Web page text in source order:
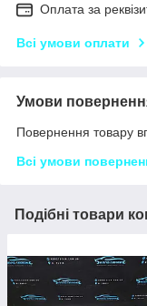
Оплата за
Всі умови оплати
Умови
Повернення товару
Всі умови
Подібні товари